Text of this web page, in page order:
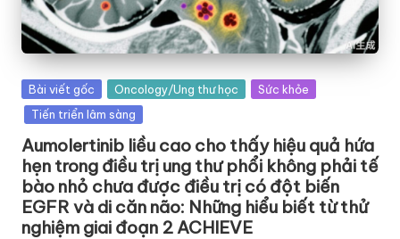
Posted
in
Bài viết gốc Oncology/Ung thư học
Sức khỏe
Tiến triển lâm sàng
Aumolertinib liều cao cho thấy hiệu quả hứa
hẹn trong điều trị ung thư phổi không phải tế
bào nhỏ chưa được điều trị có đột biến
EGFR và di căn não: Những hiểu biết từ thử
nghiệm giai đoạn 2 ACHIEVE